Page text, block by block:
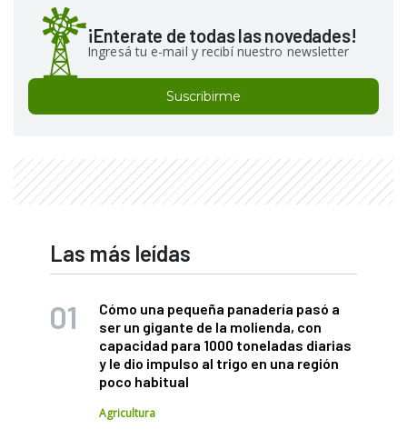
¡Enterate de todas las novedades!
Ingresá tu e-mail y recibí nuestro newsletter
Suscribirme
Las más leídas
Cómo una pequeña panadería pasó a
ser un gigante de la molienda, con
capacidad para 1000 toneladas diarias
y le dio impulso al trigo en una región
poco habitual
Agricultura